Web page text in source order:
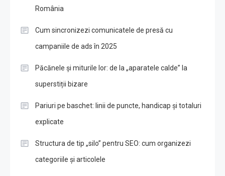
România
Cum sincronizezi comunicatele de presă cu
campaniile de ads în 2025
Păcănele și miturile lor: de la „aparatele calde” la
superstiții bizare
Pariuri pe baschet: linii de puncte, handicap și totaluri
explicate
Structura de tip „silo” pentru SEO: cum organizezi
categoriile și articolele